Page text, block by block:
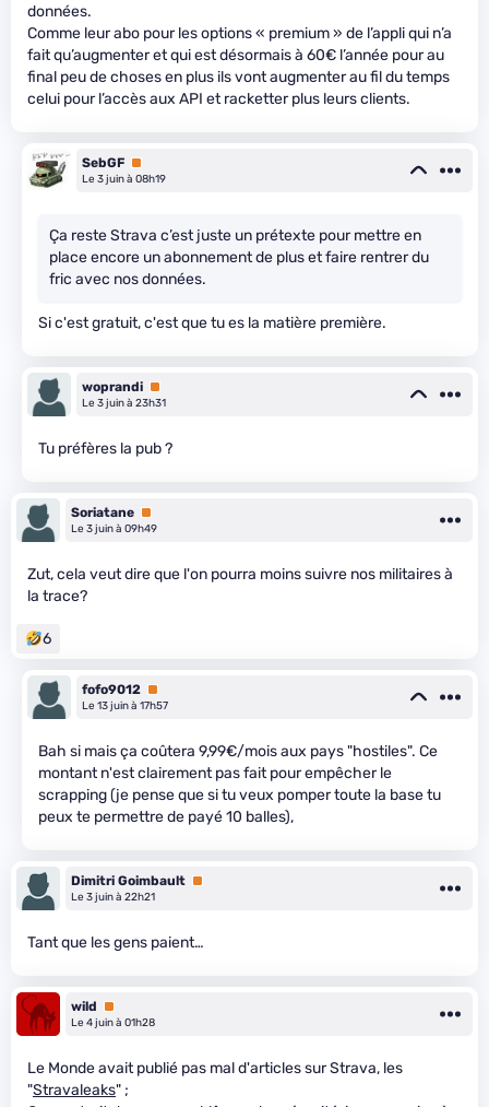
données.
Comme leur abo pour les options « premium » de l’appli qui n’a
fait qu’augmenter et qui est désormais à 60€ l’année pour au
final peu de choses en plus ils vont augmenter au fil du temps
celui pour l’accès aux API et racketter plus leurs clients.
SebGF Premium
Le 3 juin à 08h19
Ça reste Strava c’est juste un prétexte pour mettre en
place encore un abonnement de plus et faire rentrer du
fric avec nos données.
Si c'est gratuit, c'est que tu es la matière première.
woprandi Premium
Le 3 juin à 23h31
Tu préfères la pub ?
Soriatane Premium
Le 3 juin à 09h49
Zut, cela veut dire que l'on pourra moins suivre nos militaires à
la trace?
6
fofo9012 Premium
Le 13 juin à 17h57
Bah si mais ça coûtera 9,99€/mois aux pays "hostiles". Ce
montant n'est clairement pas fait pour empêcher le
scrapping (je pense que si tu veux pomper toute la base tu
peux te permettre de payé 10 balles),
Dimitri Goimbault Premium
Le 3 juin à 22h21
Tant que les gens paient…
wild
Premium
Le 4 juin à 01h28
Le Monde avait publié pas mal d'articles sur Strava, les
"Stravaleaks" ;